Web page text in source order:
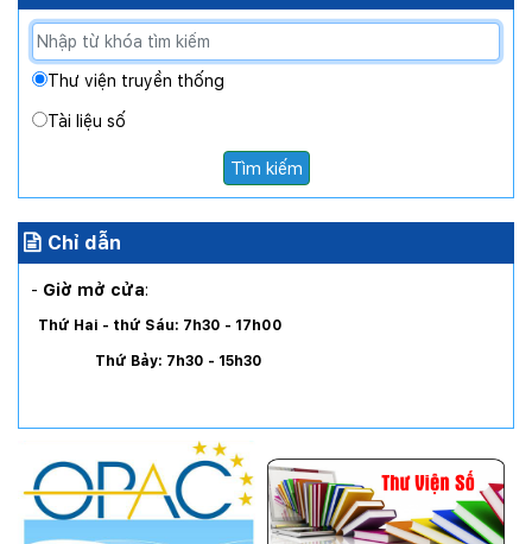
Thư viện truyền thống
Tài liệu số
Tìm kiếm
Chỉ dẫn
- Giờ mở cửa:
Thứ Hai - thứ Sáu: 7h30 - 17h00
Thứ Bảy: 7h30 - 15h30